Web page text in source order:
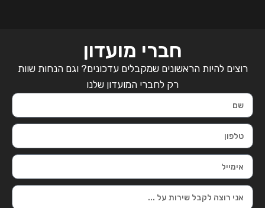
חברי מועדון
רוצים להיות הראשונים שמקבלים עדכונים? וגם הנחות שוות
רק לחברי המועדון שלנו